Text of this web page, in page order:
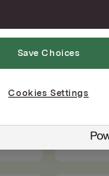
Save Choices
Cookies Settings